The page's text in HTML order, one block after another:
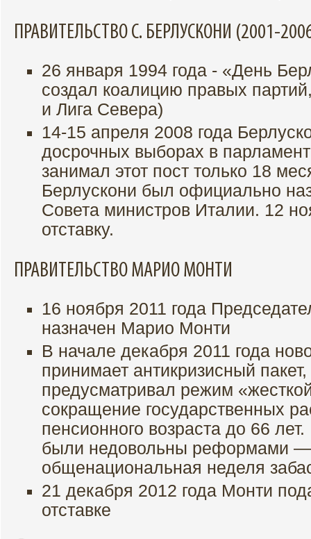
ПРАВИТЕЛЬСТВО С. БЕРЛУСКОНИ (2001-
26 января 1994 года - «День
создал коалицию правых
и Лига Севера)
14-15 апреля 2008 года
досрочных выборах в
занимал этот пост только 18
Берлускони был официально
Совета министров Италии. 12
отставку.
ПРАВИТЕЛЬСТВО МАРИО МОНТИ
16 ноября 2011 года
назначен Марио Монти
В начале декабря 2011 года
принимает антикризисный
предусматривал режим
сокращение государственных
пенсионного возраста до 66
были недовольны реформами
общенациональная неделя
21 декабря 2012 года Монти
отставке